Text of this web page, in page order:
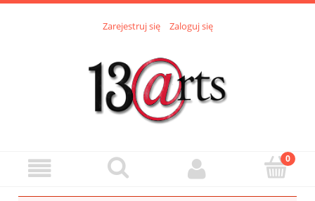
Zarejestruj się Zaloguj się